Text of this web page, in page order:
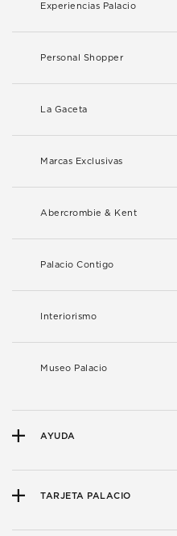
Experiencias Palacio
Personal Shopper
La Gaceta
Marcas Exclusivas
Abercrombie & Kent
Palacio Contigo
Interiorismo
Museo Palacio
AYUDA
TARJETA PALACIO